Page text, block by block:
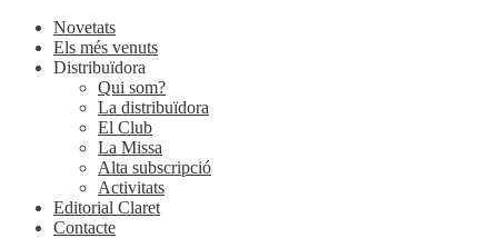
Novetats
Els més venuts
Distribuïdora
Qui som?
La distribuïdora
El Club
La Missa
Alta subscripció
Activitats
Editorial Claret
Contacte